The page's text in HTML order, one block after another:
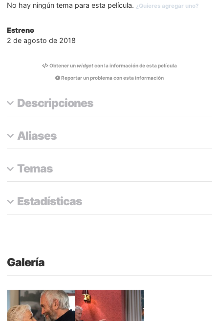
No hay ningún tema para esta película. ¿Quieres agregar uno?
Estreno
2 de agosto de 2018
Obtener unwidgetcon la información de esta película
Reportar un problema con esta información
Descripciones
Aliases
Temas
Estadísticas
Galería